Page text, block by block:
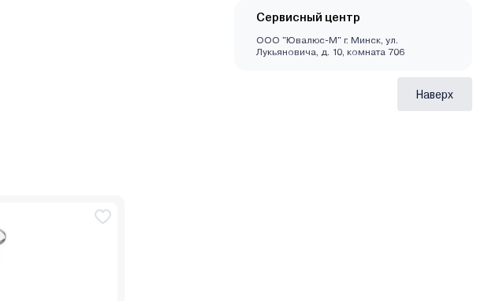
Сервисный центр
ООО "Ювалюс-М" г. Минск, ул.
Лукьяновича, д. 10, комната 706
Наверх